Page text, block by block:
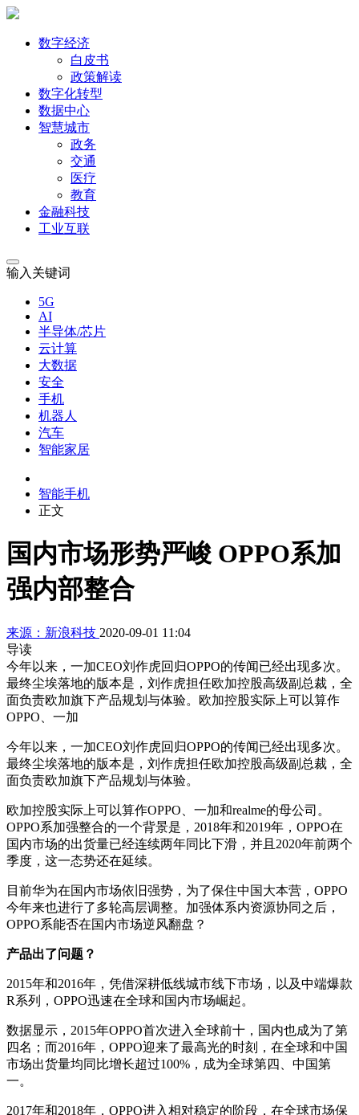
数字经济
白皮书
政策解读
数字化转型
数据中心
智慧城市
政务
交通
医疗
教育
金融科技
工业互联
输入关键词
5G
AI
半导体/芯片
云计算
大数据
安全
手机
机器人
汽车
智能家居
智能手机
正文
国内市场形势严峻 OPPO系加
强内部整合
来源：新浪科技 2020-09-01 11:04
导读
今年以来，一加CEO刘作虎回归OPPO的传闻已经出现多次。
最终尘埃落地的版本是，刘作虎担任欧加控股高级副总裁，全
面负责欧加旗下产品规划与体验。欧加控股实际上可以算作
OPPO、一加
今年以来，一加CEO刘作虎回归OPPO的传闻已经出现多次。
最终尘埃落地的版本是，刘作虎担任欧加控股高级副总裁，全
面负责欧加旗下产品规划与体验。
欧加控股实际上可以算作OPPO、一加和realme的母公司。
OPPO系加强整合的一个背景是，2018年和2019年，OPPO在
国内市场的出货量已经连续两年同比下滑，并且2020年前两个
季度，这一态势还在延续。
目前华为在国内市场依旧强势，为了保住中国大本营，OPPO
今年来也进行了多轮高层调整。加强体系内资源协同之后，
OPPO系能否在国内市场逆风翻盘？
产品出了问题？
2015年和2016年，凭借深耕低线城市线下市场，以及中端爆款
R系列，OPPO迅速在全球和国内市场崛起。
数据显示，2015年OPPO首次进入全球前十，国内也成为了第
四名；而2016年，OPPO迎来了最高光的时刻，在全球和中国
市场出货量均同比增长超过100%，成为全球第四、中国第
一。
2017年和2018年，OPPO进入相对稳定的阶段，在全球市场保